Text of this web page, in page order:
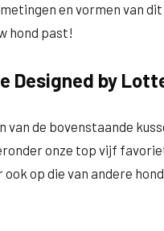
en vormen van
hond past!
Designed by
van de bovenstaande
onze top vijf
op die van andere